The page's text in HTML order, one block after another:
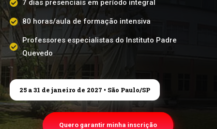
7 dias presenciais em período integral
80 horas/aula de formação intensiva
Professores especialistas do Instituto Padre
Quevedo
25 a 31 de janeiro de 2027 • São Paulo/SP
Quero garantir minha inscrição